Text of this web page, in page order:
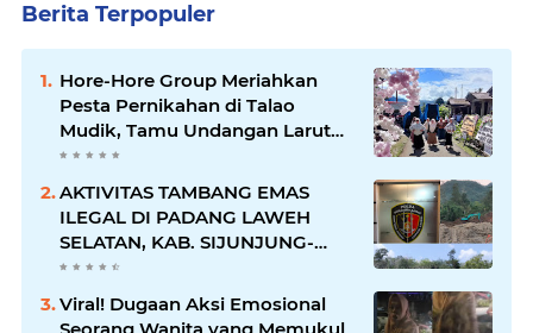
Berita Terpopuler
Hore-Hore Group Meriahkan
Pesta Pernikahan di Talao
Mudik, Tamu Undangan Larut
dalam Suasana Penuh
AKTIVITAS TAMBANG EMAS
ILEGAL DI PADANG LAWEH
SELATAN, KAB. SIJUNJUNG-
SUMBAR SEMAKIN
MERAJALELA
Viral! Dugaan Aksi Emosional